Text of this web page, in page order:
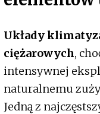
Układy
ciężarowych,
intensywnej
naturalnemu
Jedną z